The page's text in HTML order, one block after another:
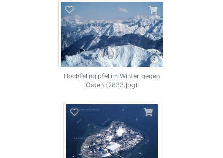
Hochfellngipfel im Winter gegen
Osten (2833.jpg)